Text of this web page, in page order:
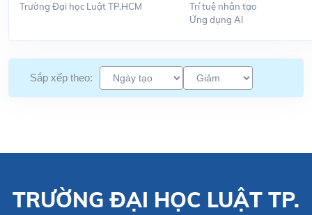
Trường Đại học Luật TP.HCM
Trí tuệ nhân tạo
Ứng dụng Al
Sắp xếp theo:
TRƯỜNG ĐẠI HỌC LUẬT TP.